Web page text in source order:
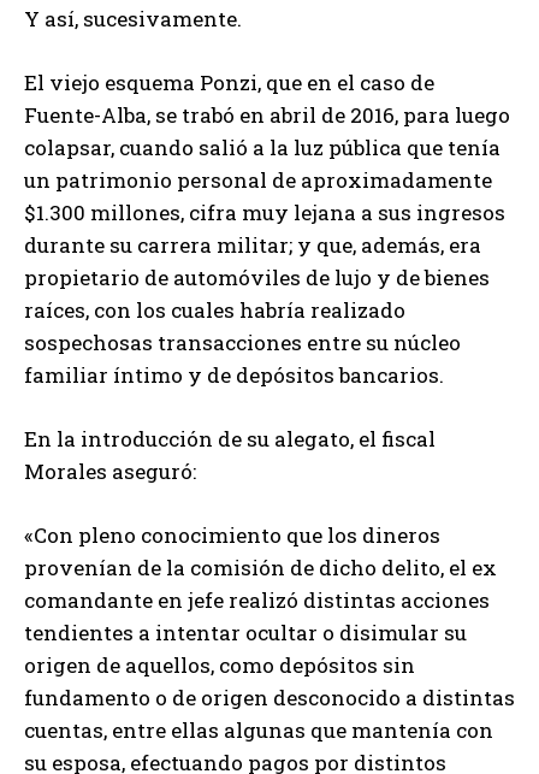
Y así, sucesivamente.
El viejo esquema Ponzi, que en el caso de
Fuente-Alba, se trabó en abril de 2016, para luego
colapsar, cuando salió a la luz pública que tenía
un patrimonio personal de aproximadamente
$1.300 millones, cifra muy lejana a sus ingresos
durante su carrera militar; y que, además, era
propietario de automóviles de lujo y de bienes
raíces, con los cuales habría realizado
sospechosas transacciones entre su núcleo
familiar íntimo y de depósitos bancarios.
En la introducción de su alegato, el fiscal
Morales aseguró:
«Con pleno conocimiento que los dineros
provenían de la comisión de dicho delito, el ex
comandante en jefe realizó distintas acciones
tendientes a intentar ocultar o disimular su
origen de aquellos, como depósitos sin
fundamento o de origen desconocido a distintas
cuentas, entre ellas algunas que mantenía con
su esposa, efectuando pagos por distintos